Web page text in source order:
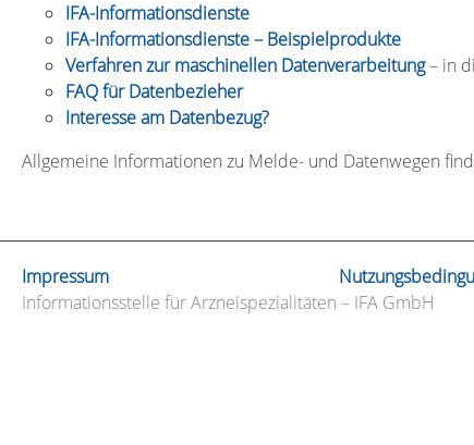
IFA-Informationsdienste
IFA-Informationsdienste – Beispielprodukte
Verfahren zur maschinellen Datenverarbeitung– in
FAQ für Datenbezieher
Interesse am Datenbezug?
Allgemeine Informationen zu Melde- und Datenwegen
Informationsstelle für Arzneispezialitäten – IFA GmbH
Impressum